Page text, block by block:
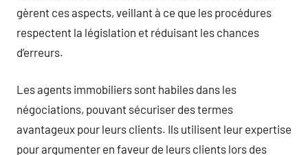
gèrent ces aspects, veillant à ce que les procédures
respectent la législation et réduisant les chances
d’erreurs.
Les agents immobiliers sont habiles dans les
négociations, pouvant sécuriser des termes
avantageux pour leurs clients. Ils utilisent leur expertise
pour argumenter en faveur de leurs clients lors des